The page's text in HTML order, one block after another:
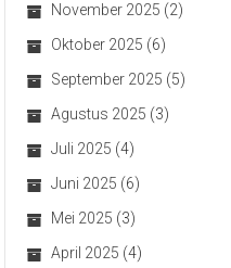
November 2025 (2)
Oktober 2025 (6)
September 2025 (5)
Agustus 2025 (3)
Juli 2025 (4)
Juni 2025 (6)
Mei 2025 (3)
April 2025 (4)